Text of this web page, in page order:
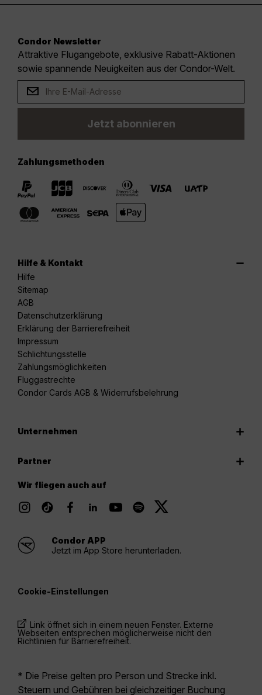
Condor Newsletter
Attraktive Flugangebote, exklusive Rabatt-Aktionen
sowie spannende Neuigkeiten aus der Condor-Welt.
Jetzt abonnieren
Zahlungsmethoden
Hilfe & Kontakt
Hilfe
Sitemap
AGB
Datenschutzerklärung
Erklärung der Barrierefreiheit
Impressum
Schlichtungsstelle
Zahlungsmöglichkeiten
Fluggastrechte
Condor Cards AGB & Widerrufsbelehrung
Unternehmen
Partner
Wir fliegen auch auf
Condor APP
Jetzt im App Store herunterladen.
Cookie-Einstellungen
Link öffnet sich in einem neuen Fenster. Externe
Webseiten entsprechen möglicherweise nicht den
Richtlinien für Barrierefreiheit.
* Die Preise gelten pro Person und Strecke inkl.
Steuern und Gebühren bei gleichzeitiger Buchung